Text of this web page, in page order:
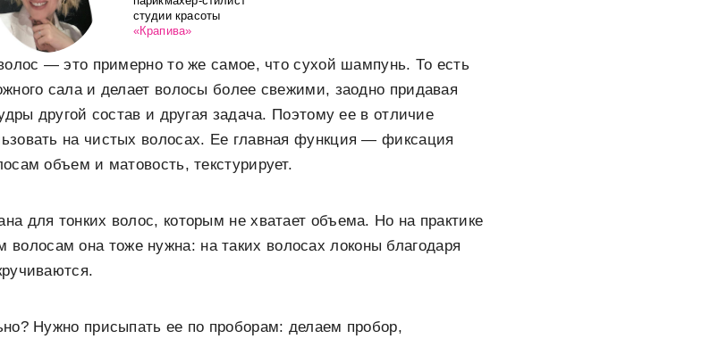
студии красоты
«Крапива»
— это примерно то же самое, что сухой шампунь. То есть
сала и делает волосы более свежими, заодно придавая
другой состав и другая задача. Поэтому ее в отличие
на чистых волосах. Ее главная функция — фиксация
объем и матовость, текстурирует.
для тонких волос, которым не хватает объема. Но на практике
волосам она тоже нужна: на таких волосах локоны благодаря
Нужно присыпать ее по проборам: делаем пробор,